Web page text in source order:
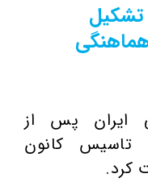
تشکیل
ایران پس از
تاسیس کانون
کرد.